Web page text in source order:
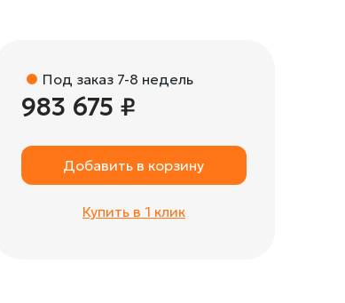
Под заказ 7-8 недель
983 675 ₽
Добавить в корзину
Купить в 1 клик